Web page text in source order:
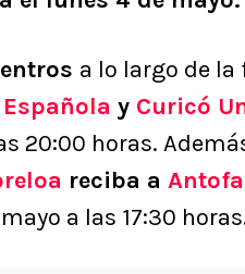
a lo largo de la
y Curicó
20:00 horas.
reciba a
a las 17:30